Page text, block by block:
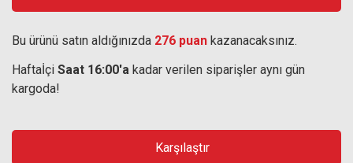
Bu ürünü satın aldığınızda 276 puan kazanacaksınız.
Haftaİçi Saat 16:00'a kadar verilen siparişler aynı gün
kargoda!
Karşılaştır